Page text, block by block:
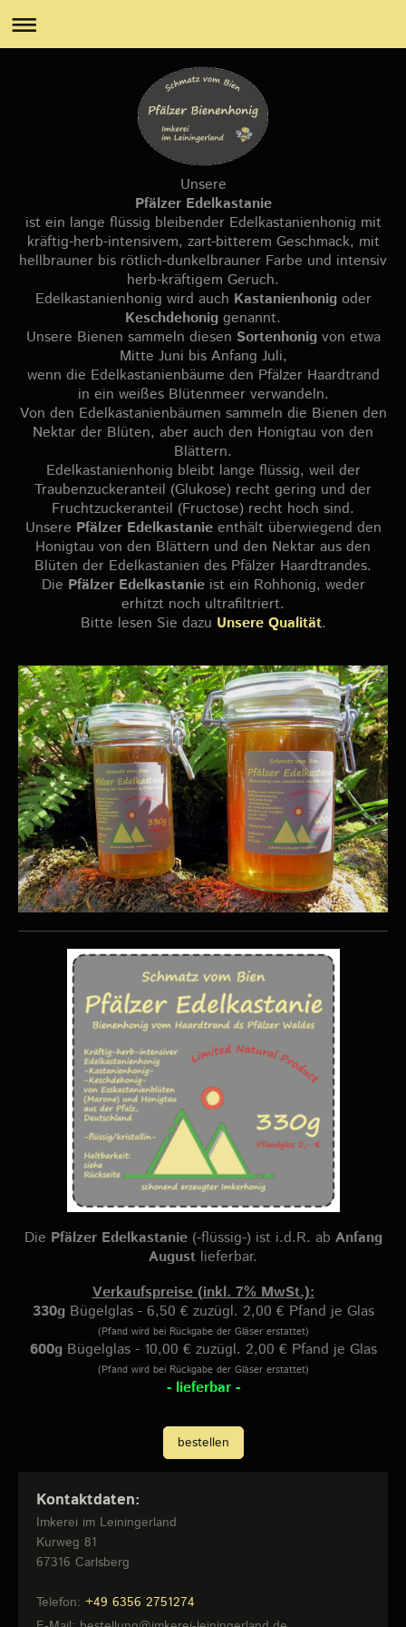
Unsere
Pfälzer Edelkastanie
ist ein lange flüssig bleibender Edelkastanienhonig mit
kräftig-herb-intensivem, zart-bitterem Geschmack, mit
hellbrauner bis rötlich-dunkelbrauner Farbe und intensiv
herb-kräftigem Geruch.
Edelkastanienhonig wird auch Kastanienhonigoder
Keschdehonig genannt.
Unsere Bienen sammeln diesen Sortenhonigvon etwa
Mitte Juni bis Anfang Juli,
wenn die Edelkastanienbäume den Pfälzer Haardtrand
in ein weißes Blütenmeer verwandeln.
Von den Edelkastanienbäumen sammeln die Bienen den
Nektar der Blüten, aber auch den Honigtau von den
Blättern.
Edelkastanienhonig bleibt lange flüssig, weil der
Traubenzuckeranteil (Glukose) recht gering und der
Fruchtzuckeranteil (Fructose) recht hoch sind.
Unsere Pfälzer Edelkastanieenthält überwiegend den
Honigtau von den Blättern und den Nektar aus den
Blüten der Edelkastanien des Pfälzer Haardtrandes.
Die Pfälzer Edelkastanieist ein Rohhonig, weder
erhitzt noch ultrafiltriert.
Bitte lesen Sie dazu Unsere Qualität.
Die Pfälzer Edelkastanie(-flüssig-) ist i.d.R. ab Anfang
August lieferbar.
Verkaufspreise (inkl. 7% MwSt.):
330gBügelglas - 6,50 € zuzügl. 2,00 € Pfand je Glas
(Pfand wird bei Rückgabe der Gläser erstattet)
600gBügelglas - 10,00 € zuzügl. 2,00 € Pfand je Glas
(Pfand wird bei Rückgabe der Gläser erstattet)
- lieferbar -
bestellen
Kontaktdaten:
Imkerei im Leiningerland
Kurweg 81
67316 Carlsberg
Telefon: +49 6356 2751274